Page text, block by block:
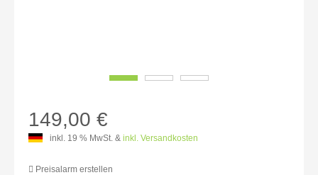
149,00 €
inkl. 19 % MwSt. & inkl. Versandkosten
Preisalarm erstellen